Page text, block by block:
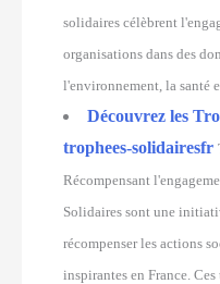
solidaires célèbrent
organisations dans des
l'environnement, la santé
Découvrez les
trophees-solidairesfr
Récompensant
Solidaires sont une
récompenser les actions
inspirantes en France.